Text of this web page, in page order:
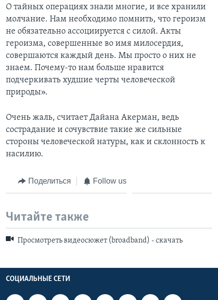
О тайных операциях знали многие, и все хранили
молчание. Нам необходимо помнить, что героизм
не обязательно ассоциируется с силой. Акты
героизма, совершенные во имя милосердия,
совершаются каждый день. Мы просто о них не
знаем. Почему-то нам больше нравится
подчеркивать худшие черты человеческой
природы».
Очень жаль, считает Дайана Акерман, ведь
сострадание и сочувствие такие же сильные
стороны человеческой натуры, как и склонность к
насилию.
Поделиться Follow us
Читайте также
Просмотреть видеосюжет (broadband) - скачать
СОЦИАЛЬНЫЕ СЕТИ